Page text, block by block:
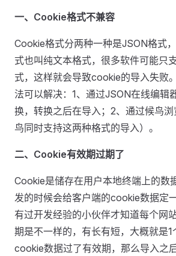
一、Cookie格式不兼容
Cookie格式分两种一种是JSON格式
式也叫纯文本格式，很多软件可能只
式，这样就会导致cookie的导入失败
法可以解决：1、通过JSON在线编辑
换，转换之后在导入；2、通过候鸟
鸟同时支持这两种格式的导入）。
二、Cookie有效期过期了
Cookie是储存在用户本地终端上的数
发的时候会给客户端的cookie数据定
有过开发经验的小伙伴才知道每个网
期是不一样的，有长有短，大概就是1
cookie数据过了有效期，那么导入之